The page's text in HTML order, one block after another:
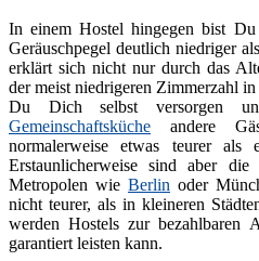
In einem Hostel hingegen bist
Geräuschpegel deutlich niedriger
erklärt sich nicht nur durch das
der meist niedrigeren Zimmerzahl
Du Dich selbst versorgen
Gemeinschaftsküche andere
normalerweise etwas teurer als
Erstaunlicherweise sind aber die
Metropolen wie Berlin oder
nicht teurer, als in kleineren
werden Hostels zur bezahlbaren
garantiert leisten kann.